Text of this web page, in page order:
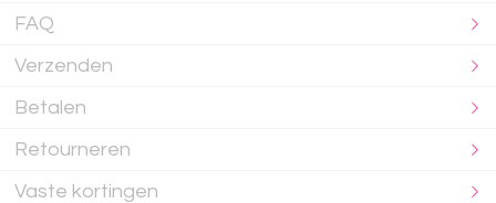
FAQ
Verzenden
Betalen
Retourneren
Vaste kortingen